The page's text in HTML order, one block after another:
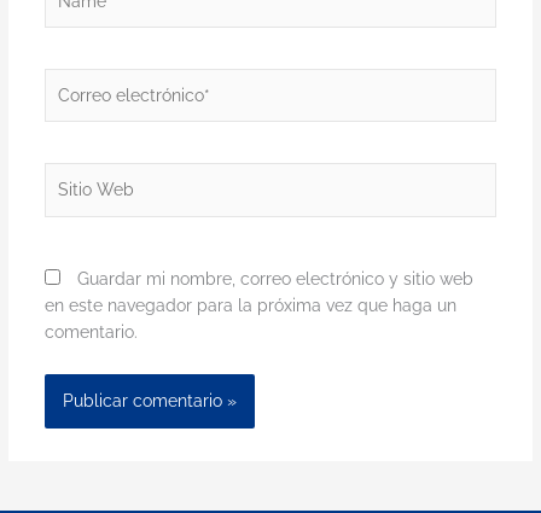
electrónico*
Web
Guardar mi nombre, correo electrónico y sitio web
en este navegador para la próxima vez que haga un
comentario.